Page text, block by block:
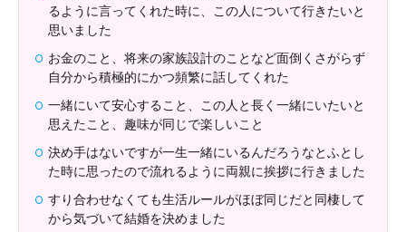
るように言ってくれた時に、この人について行きたいと
思いました
お金のこと、将来の家族設計のことなど面倒くさがらず
自分から積極的にかつ頻繁に話してくれた
一緒にいて安心すること、この人と長く一緒にいたいと
思えたこと、趣味が同じで楽しいこと
決め手はないですが一生一緒にいるんだろうなとふとし
た時に思ったので流れるように両親に挨拶に行きました
すり合わせなくても生活ルールがほぼ同じだと同棲して
から気づいて結婚を決めました